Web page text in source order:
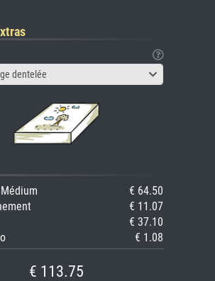
dentelée
€ 64.50
€ 11.07
€ 37.10
€ 1.08
€ 113.75